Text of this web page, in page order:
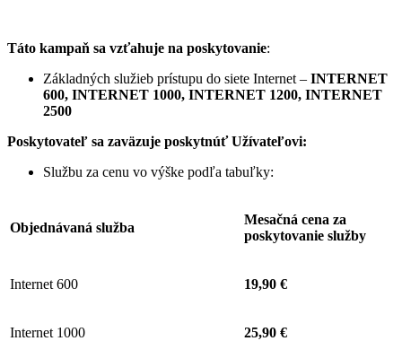
Táto kampaň sa vzťahuje na poskytovanie:
Základných služieb prístupu do siete Internet – INTERNET
600, INTERNET 1000, INTERNET 1200, INTERNET
2500
Poskytovateľ sa zaväzuje poskytnúť Užívateľovi:
Službu za cenu vo výške podľa tabuľky:
Objednávaná služba
Mesačná cena za
poskytovanie služby
Internet 600 19,90 €
Internet 1000 25,90 €